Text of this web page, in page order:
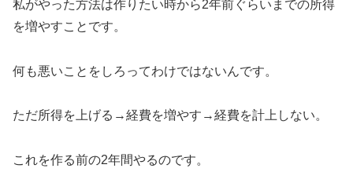
私がやった方法は作りたい時から2年前ぐらいまでの所得
を増やすことです。
何も悪いことをしろってわけではないんです。
ただ所得を上げる→経費を増やす→経費を計上しない。
これを作る前の2年間やるのです。